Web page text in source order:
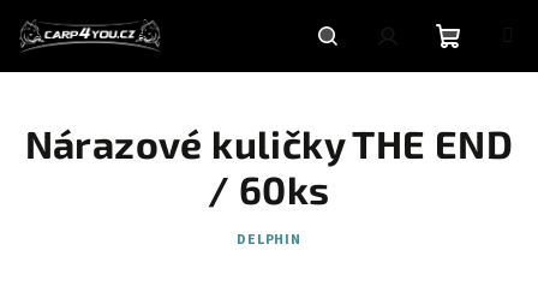
obsah
HledatPřihlášeníNákupní
košík
Nárazové kuličky THE END
/ 60ks
DELPHIN